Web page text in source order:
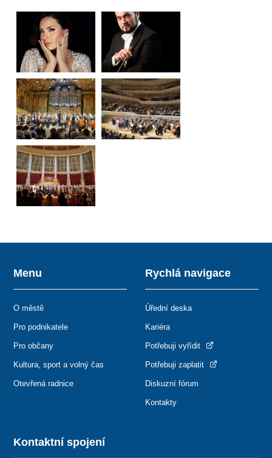
Kontaktní spojení
Menu
O městě
Pro podnikatele
Pro občany
Kultura, sport a volný čas
Otevřená radnice
Rychlá navigace
Úřední deska
Kariéra
Potřebuji vyřídit
Potřebuji zaplatit
Diskuzní fórum
Kontakty